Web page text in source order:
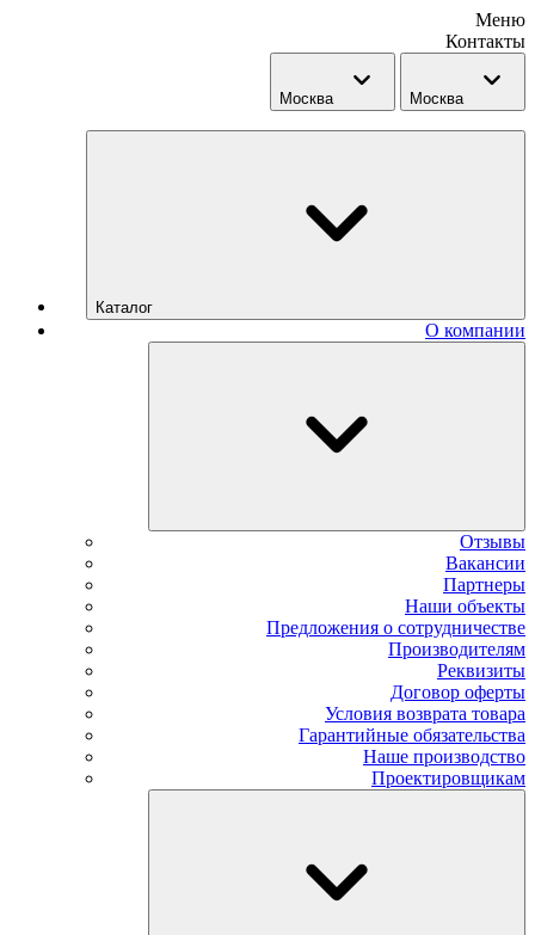
Меню
Контакты
Москва Москва
Каталог
О компании
Отзывы
Вакансии
Партнеры
Наши объекты
Предложения о сотрудничестве
Производителям
Реквизиты
Договор оферты
Условия возврата товара
Гарантийные обязательства
Наше производство
Проектировщикам